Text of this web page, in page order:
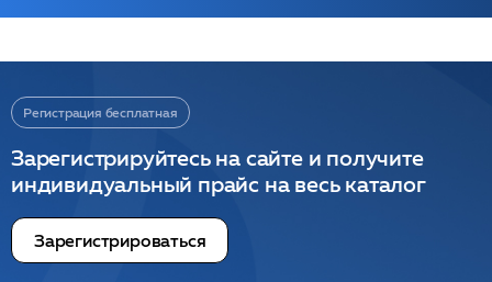
Регистрация бесплатная
Зарегистрируйтесь на сайте и получите
индивидуальный прайс на весь каталог
Зарегистрироваться